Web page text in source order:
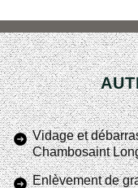
Vidage et
Chambosaint
Enlèvement de